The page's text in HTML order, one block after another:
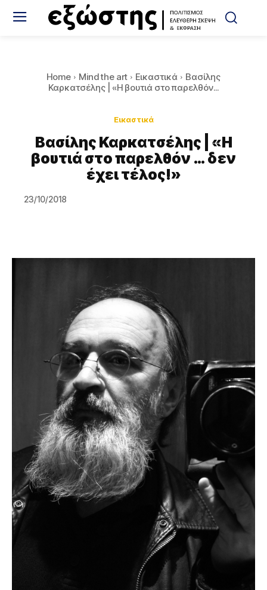
Home Mind the art Εικαστικά
Βασίλης
Καρκατσέλης | «Η βουτιά στο παρελθόν...
Εικαστικά
Βασίλης Καρκατσέλης | «Η
βουτιά στο παρελθόν … δεν
έχει τέλος!»
23/10/2018